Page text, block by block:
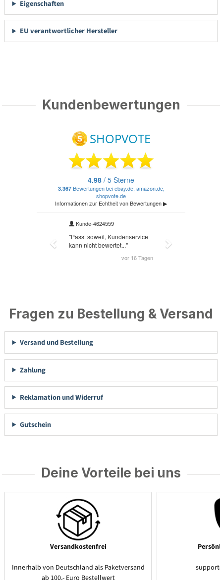
Eigenschaften
EU verantwortlicher Hersteller
Kundenbewertungen
Fragen zu Bestellung & Versand
Versand und Bestellung
Zahlung
Reklamation und Widerruf
Gutschein
Deine Vorteile bei uns
Versandkostenfrei
Innerhalb von Deutschland als Paketversand